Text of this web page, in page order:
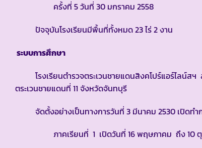
ครั้งที่ 5 วันที่ 30 มกราคม 2558
ปัจจุบันโรงเรียนมีพื้นที่ทั้งหมด 23 ไร่ 2 งาน
ระบบการศึกษา
โรงเรียนตำรวจตระเวนชายแดนสิงคโปร์แอร์ไลน์ส
ตระเวนชายแดนที่ 11 จังหวัดจันทบุรี
จัดตั้งอย่างเป็นทางการวันที่ 3 มีนาคม 2530 เปิดทำก
ภาคเรียนที่ 1 เปิดวันที่ 16 พฤษภาคม ถึง 10 ตุ